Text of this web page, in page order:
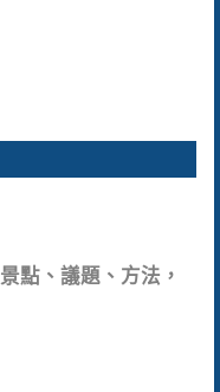
點、議題、方法，